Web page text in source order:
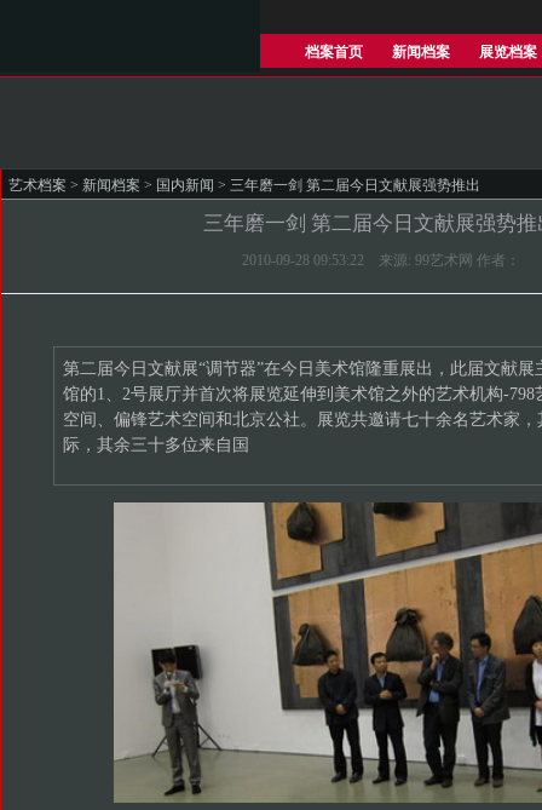
档案首页 新闻档案 展览档案
艺术档案 > 新闻档案 > 国内新闻 > 三年磨一剑 第二届今日文献展强势推出
三年磨一剑 第二届今日文献展强势推
2010-09-28 09:53:22 来源: 99艺术网 作者：
第二届今日文献展“调节器”在今日美术馆隆重展出，此届文献
馆的1、2号展厅并首次将展览延伸到美术馆之外的艺术机构-
空间、偏锋艺术空间和北京公社。展览共邀请七十余名艺术家
际，其余三十多位来自国